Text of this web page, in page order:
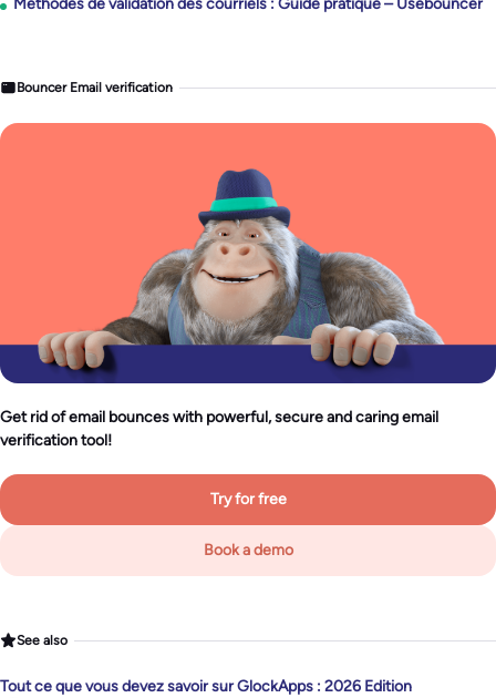
Méthodes de validation des courriels : Guide pratique – Usebouncer
Bouncer Email verification
Get rid of email bounces with powerful, secure and caring email
verification tool!
Try for free
Book a demo
See also
Tout ce que vous devez savoir sur GlockApps : 2026 Edition